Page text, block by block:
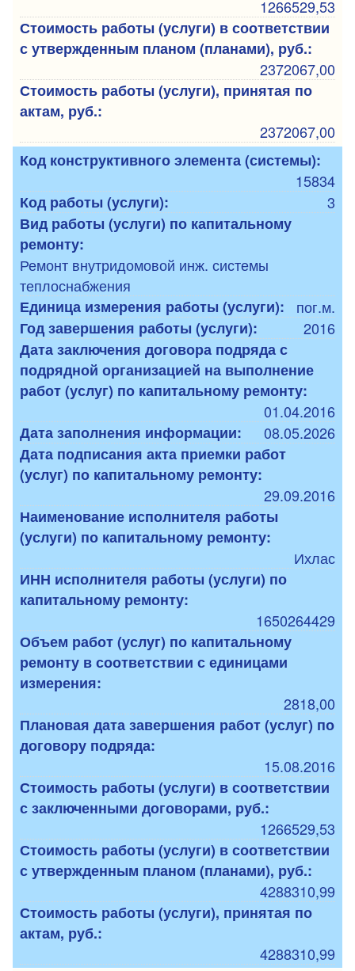
1266529,53
Стоимость работы (услуги) в соответствии
с утвержденным планом (планами), руб.:
2372067,00
Стоимость работы (услуги), принятая по
актам, руб.:
2372067,00
Код конструктивного элемента (системы):
15834
Код работы (услуги):
3
Вид работы (услуги) по капитальному
ремонту:
Ремонт внутридомовой инж. системы
теплоснабжения
Единица измерения работы (услуги):
пог.м.
Год завершения работы (услуги):
2016
Дата заключения договора подряда с
подрядной организацией на выполнение
работ (услуг) по капитальному ремонту:
01.04.2016
Дата заполнения информации:
08.05.2026
Дата подписания акта приемки работ
(услуг) по капитальному ремонту:
29.09.2016
Наименование исполнителя работы
(услуги) по капитальному ремонту:
Ихлас
ИНН исполнителя работы (услуги) по
капитальному ремонту:
1650264429
Объем работ (услуг) по капитальному
ремонту в соответствии с единицами
измерения:
2818,00
Плановая дата завершения работ (услуг) по
договору подряда:
15.08.2016
Стоимость работы (услуги) в соответствии
с заключенными договорами, руб.:
1266529,53
Стоимость работы (услуги) в соответствии
с утвержденным планом (планами), руб.:
4288310,99
Стоимость работы (услуги), принятая по
актам, руб.:
4288310,99